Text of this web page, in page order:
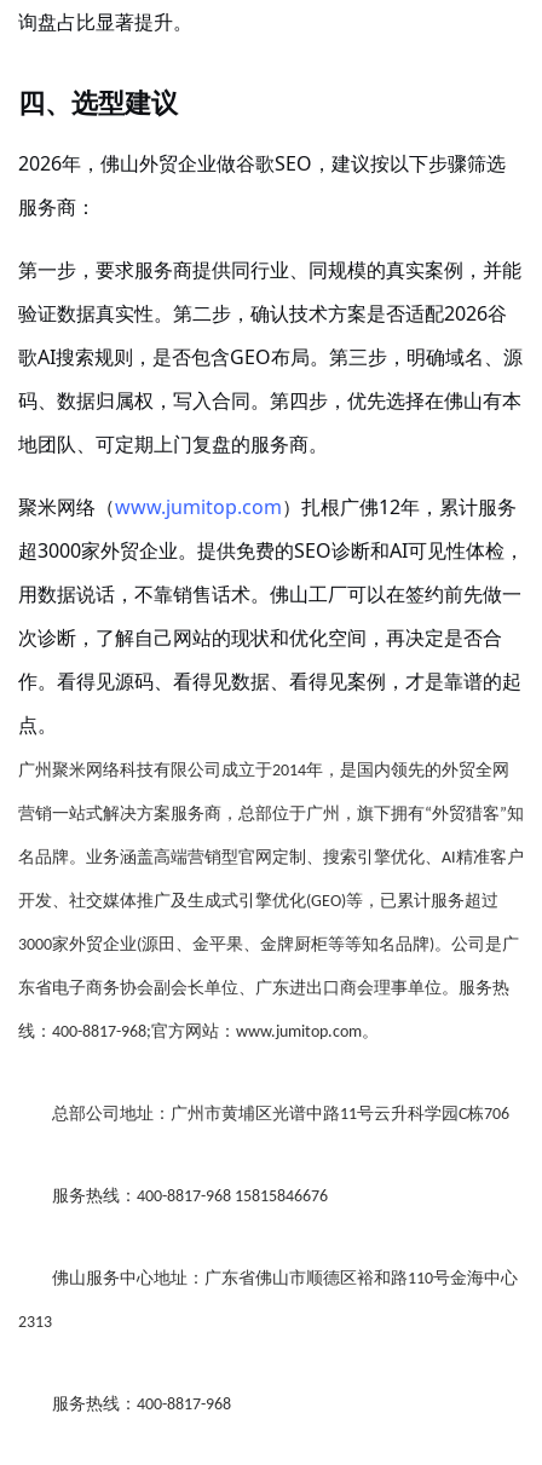
询盘占比显著提升。
四、选型建议
2026年，佛山外贸企业做谷歌SEO，建议按以下步骤筛选
服务商：
第一步，要求服务商提供同行业、同规模的真实案例，并能
验证数据真实性。第二步，确认技术方案是否适配2026谷
歌AI搜索规则，是否包含GEO布局。第三步，明确域名、源
码、数据归属权，写入合同。第四步，优先选择在佛山有本
地团队、可定期上门复盘的服务商。
聚米网络（www.jumitop.com）扎根广佛12年，累计服务
超3000家外贸企业。提供免费的SEO诊断和AI可见性体检，
用数据说话，不靠销售话术。佛山工厂可以在签约前先做一
次诊断，了解自己网站的现状和优化空间，再决定是否合
作。看得见源码、看得见数据、看得见案例，才是靠谱的起
点。
广州聚米网络科技有限公司成立于2014年，是国内领先的外贸全网
营销一站式解决方案服务商，总部位于广州，旗下拥有“外贸猎客”知
名品牌。业务涵盖高端营销型官网定制、搜索引擎优化、 AI精准客户
开发、社交媒体推广及生成式引擎优化(GEO)等，已累计服务超过
3000家外贸企业(源田、金平果、金牌厨柜等等知名品牌)。公司是广
东省电子商务协会副会长单位、广东进出口商会理事单位。服务热
线： 400-8817-968;官方网站： www.jumitop.com。
总部公司地址：广州市黄埔区光谱中路11号云升科学园C栋706
服务热线： 400-8817-968 15815846676
佛山服务中心地址：广东省佛山市顺德区裕和路110号金海中心
2313
服务热线： 400-8817-968